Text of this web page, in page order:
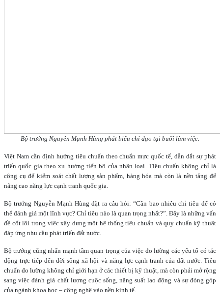
Bộ trưởng Nguyễn Mạnh Hùng phát biểu chỉ đạo tại buổi làm việc.
Việt Nam cần định hướng tiêu chuẩn theo chuẩn mực quốc tế, dẫn dắt sự phát
triển quốc gia theo xu hướng tiến bộ của nhân loại. Tiêu chuẩn không chỉ là
công cụ để kiểm soát chất lượng sản phẩm, hàng hóa mà còn là nền tảng để
nâng cao năng lực cạnh tranh quốc gia.
Bộ trưởng Nguyễn Mạnh Hùng đặt ra câu hỏi: “Cần bao nhiêu chỉ tiêu để có
thể đánh giá một lĩnh vực? Chỉ tiêu nào là quan trọng nhất?”. Đây là những vấn
đề cốt lõi trong việc xây dựng một hệ thống tiêu chuẩn và quy chuẩn kỹ thuật
đáp ứng nhu cầu phát triển đất nước.
Bộ trưởng cũng nhấn mạnh tầm quan trọng của việc đo lường các yếu tố có tác
động trực tiếp đến đời sống xã hội và năng lực cạnh tranh của đất nước. Tiêu
chuẩn đo lường không chỉ giới hạn ở các thiết bị kỹ thuật, mà còn phải mở rộng
sang việc đánh giá chất lượng cuộc sống, năng suất lao động và sự đóng góp
của ngành khoa học – công nghệ vào nền kinh tế.